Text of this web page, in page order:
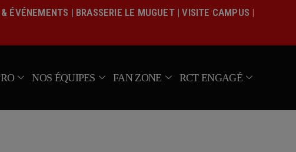
ÉVÉNEMENTS | BRASSERIE LE MUGUET| VISITE CAMPUS |
NOS ÉQUIPES FAN ZONE RCT ENGAGÉ
Actualités
Fan Zone